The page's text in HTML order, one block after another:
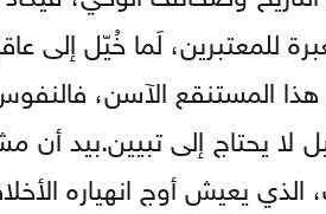
للمعتبرين، لَما خُيّل
المستنقع الآسن،
يحتاج إلى تبيين.بيد أن
يعيش أوج انهياره